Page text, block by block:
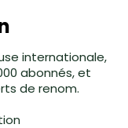
internationale,
abonnés, et
de renom.